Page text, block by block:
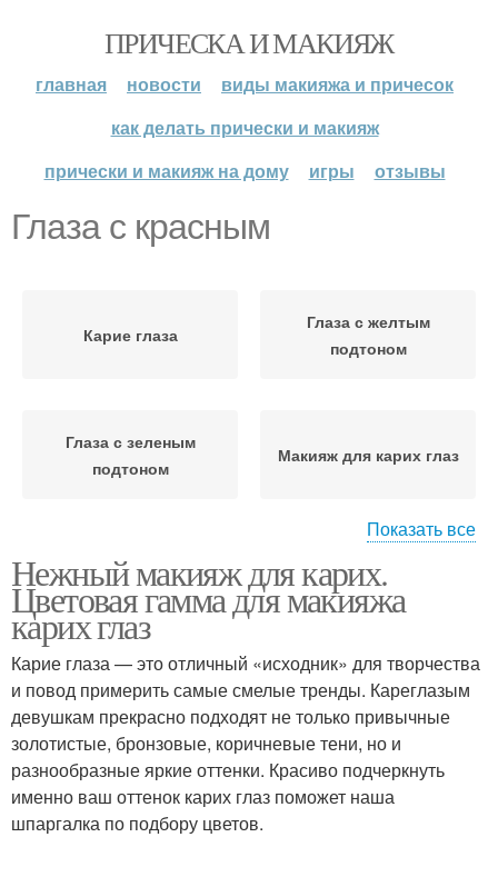
ПРИЧЕСКА И МАКИЯЖ
главная новости
виды макияжа и причесок
как делать прически и макияж
прически и макияж на дому
игры отзывы
Глаза с красным
Карие глаза
Глаза с желтым
подтоном
Глаза с зеленым
подтоном
Макияж для карих глаз
Глаз со стрелками
глаз
Макияж для голубых
глаз
Макияж для светло-
карих глаз
Глаз по цвету
Показать все
Нежный макияж для карих.
Цветовая гамма для макияжа
карих глаз
Карие глаза — это отличный «исходник» для творчества
и повод примерить самые смелые тренды. Кареглазым
девушкам прекрасно подходят не только привычные
золотистые, бронзовые, коричневые тени, но и
разнообразные яркие оттенки. Красиво подчеркнуть
именно ваш оттенок карих глаз поможет наша
шпаргалка по подбору цветов.